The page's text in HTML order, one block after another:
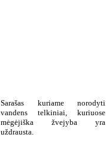
Sarašas kuriame norodyti
vandens telkiniai, kuriuose
mėgėjiška žvejyba yra
uždrausta.